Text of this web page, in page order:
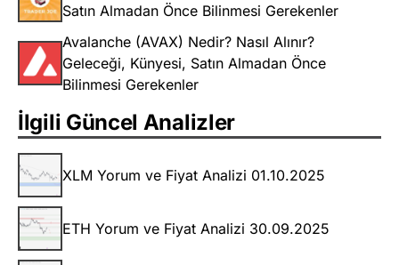
Satın Almadan Önce Bilinmesi Gerekenler
Avalanche (AVAX) Nedir? Nasıl Alınır?
Geleceği, Künyesi, Satın Almadan Önce
Bilinmesi Gerekenler
İlgili Güncel Analizler
XLM Yorum ve Fiyat Analizi 01.10.2025
ETH Yorum ve Fiyat Analizi 30.09.2025